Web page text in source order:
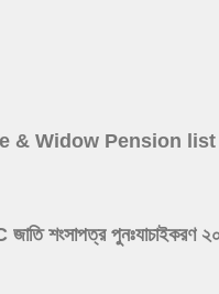
Age & Widow Pension
পুনঃযাচাইকরণ